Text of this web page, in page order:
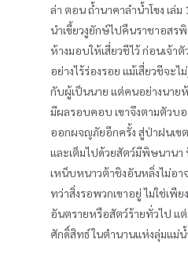
ล่า ตอน ถ้ำนาคาลำน้ำโขง เล่ม
นำเขี้ยวงูยักษ์ไปคืนราชาอสร
ห้างมอบให้เสี่ยวชีไว้ ก่อนเจ้า
อย่างไร้ร่องรอย แม้เสี่ยวชีจะไ
กับผู้เป็นนาย แต่คนอย่างนายห้
มีผลรอบคอบ เขาจึงตามตัวบอ
ออกผจญภัยอีกครั้ง สู่ป่าฝนเข
และเต็มไปด้วยสัตว์มีพิษนานา
เหน็บหนาวต้าชิงอันหลิ่งไม่อา
ทว่าสิ่งรอพวกเขาอยู่ ไม่ใช่เพี
อันตรายหรือสัตว์ร้ายทั่วไป แ
ศักดิ์สิทธ์ ในตำนานแห่งลุ่มแม่น้